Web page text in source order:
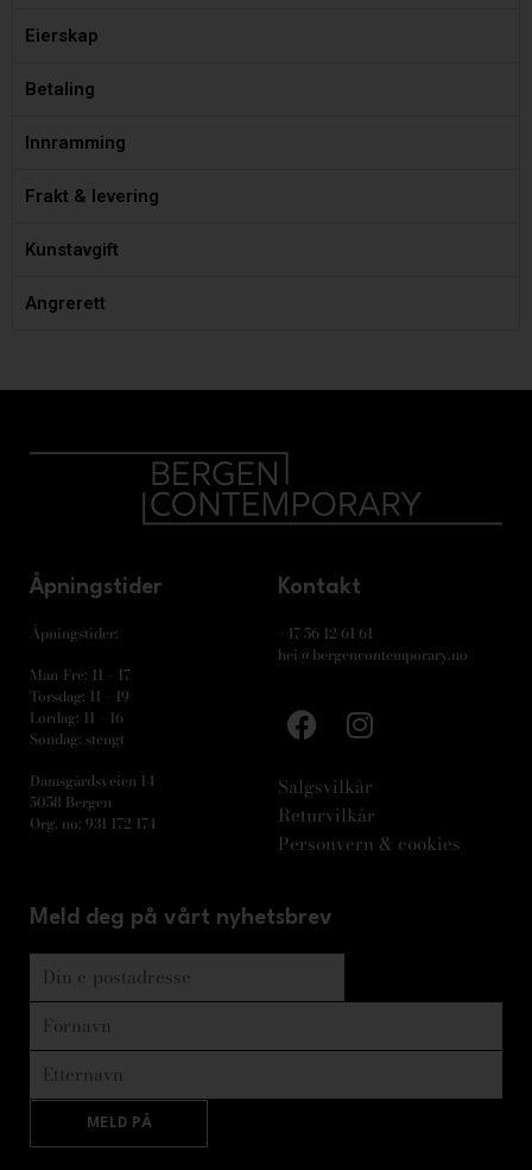
Eierskap
Betaling
Innramming
Frakt & levering
Kunstavgift
Angrerett
Åpningstider
Åpningstider:
Man-Fre: 11 – 17
Torsdag: 11 – 19
Lørdag: 11 – 16
Søndag: stengt
Damsgårdsveien 14
5058 Bergen
Org. no: 931 172 174
Kontakt
+47 56 12 61 61
hei@bergencontemporary.no
Salgsvilkår
Returvilkår
Personvern & cookies
Meld deg på vårt nyhetsbrev
MELD PÅ